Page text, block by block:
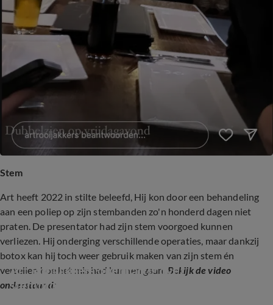
Stem
Art heeft 2022 in stilte beleefd, Hij kon door een behandeling
aan een poliep op zijn stembanden zo'n honderd dagen niet
praten. De presentator had zijn stem voorgoed kunnen
verliezen. Hij onderging verschillende operaties, maar dankzij
botox kan hij toch weer gebruik maken van zijn stem én
vertellen hoe het mis had kunnen gaan. Bekijk de video
onderstaand:
Art Rooijakkers openhartig over
stemprobleem